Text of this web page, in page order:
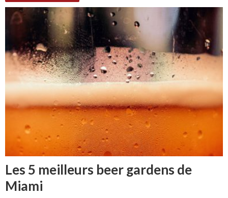
Les 5 meilleurs beer gardens de
Miami